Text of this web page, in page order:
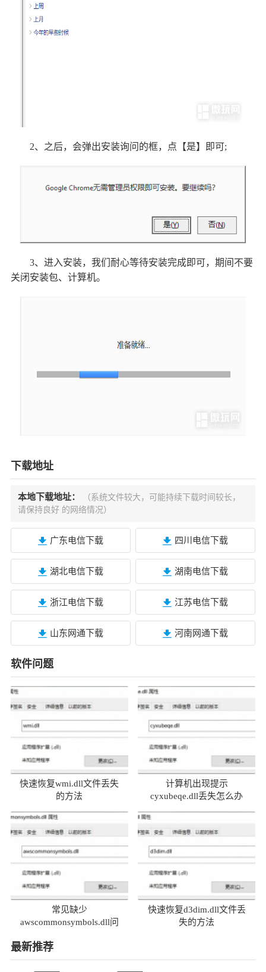
2、之后，会弹出安装询问的框，点【是】即可;
3、进入安装，我们耐心等待安装完成即可，期间不要
关闭安装包、计算机。
下载地址
本地下载地址：
（系统文件较大，可能持续下载时间较长，
请保持良好 的网络情况）
广东电信下载 四川电信下载
湖北电信下载 湖南电信下载
浙江电信下载 江苏电信下载
山东网通下载 河南网通下载
软件问题
快速恢复wmi.dll文件丢失
的方法
计算机出现提示
cyxubeqe.dll丢失怎么办
常见缺少
awscommonsymbols.dll问
快速恢复d3dim.dll文件丢
失的方法
最新推荐